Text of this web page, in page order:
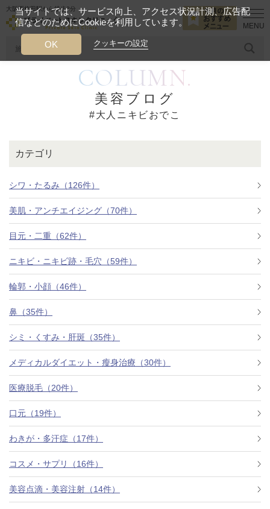
大阪西梅田駅から徒歩2分
糸リフト ヒアルロン酸
今月のおすすめメニュー
クリニックについて
料金一覧
施術症例
初めての方へ
お悩みで探す
医師紹介
大人ニキビおでこ
COLUMN.
美容ブログ
#大人ニキビおでこ
カテゴリ
シワ・たるみ（126件）
美肌・アンチエイジング（70件）
目元・二重（62件）
ニキビ・ニキビ跡・毛穴（59件）
輪郭・小顔（46件）
鼻（35件）
シミ・くすみ・肝斑（35件）
メディカルダイエット・瘦身治療（30件）
医療脱毛（20件）
口元（19件）
わきが・多汗症（17件）
コスメ・サプリ（16件）
美容点滴・美容注射（14件）
当サイトでは、サービス向上、アクセス状況計測、広告配
信などのためにCookieを利用しています。
クッキーの設定
OK